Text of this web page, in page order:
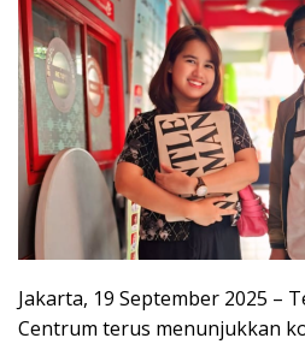
Jakarta, 19 September 2025 –
Centrum terus menunjukkan